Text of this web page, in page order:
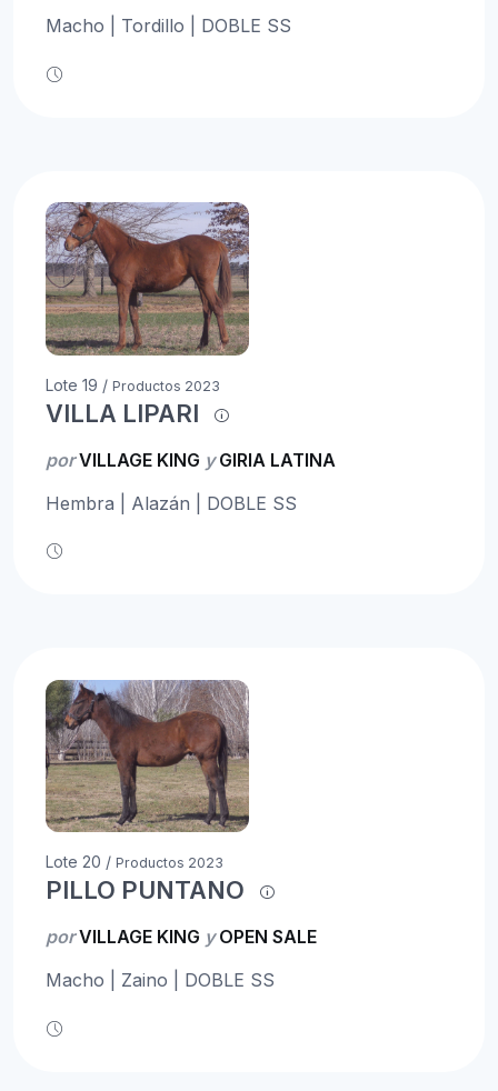
Macho | Tordillo | DOBLE SS
Lote 19 / Productos 2023
VILLA LIPARI
porVILLAGE KING yGIRIA LATINA
Hembra | Alazán | DOBLE SS
Lote 20 / Productos 2023
PILLO PUNTANO
porVILLAGE KING yOPEN SALE
Macho | Zaino | DOBLE SS